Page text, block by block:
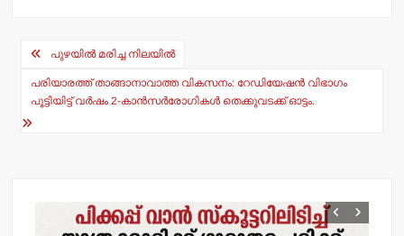
p
p
o
o
Post
navigation
പുഴയില്‍ മരിച്ച നിലയില്‍
പരിയാരത്ത് താങ്ങാനാവാത്ത വികസനം: റേഡിയേഷന്‍ വിഭാഗം
പൂട്ടിയിട്ട് വര്‍ഷം 2-കാന്‍സര്‍രോഗികള്‍ തെക്കുവടക്ക് ഓട്ടം.